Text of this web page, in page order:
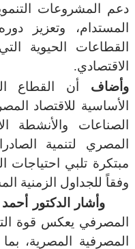
دعم المشروعات
المستدام، وتعزيز
القطاعات الحيوية
الاقتصادي.
وأضاف أن القطاع
الأساسية للاقتصاد
الصناعات والأنشطة
المصري لتنمية
مبتكرة تلبي احتياجات
وفقاً للجداول الزمنية
وأشار الدكتور
المصرفي يعكس قوة
المصرفية المصرية،